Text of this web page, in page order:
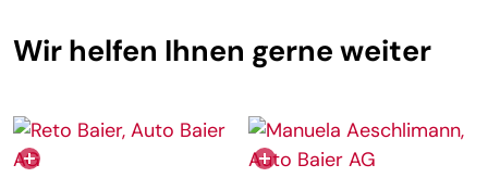
Wir helfen Ihnen gerne weiter